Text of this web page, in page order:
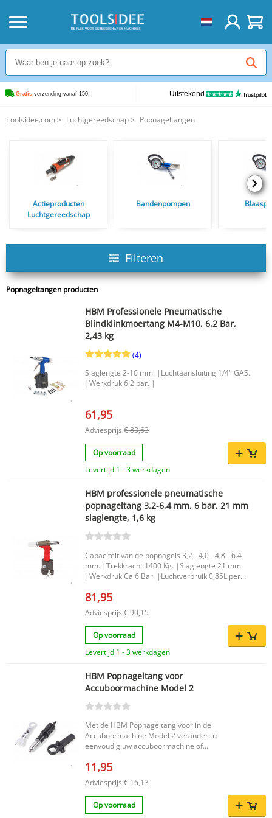
Gratis verzending vanaf 150,- Uitstekend
Toolsidee.com > Luchtgereedschap> Popnageltangen
Actieproducten
Luchtgereedschap
Bandenpompen
Filteren
Popnageltangen producten
HBM Professionele Pneumatische
Blindklinkmoertang M4-M10, 6,2 Bar,
2,43 kg
(4)
Slaglengte 2-10 mm. |Luchtaansluiting 1/4" GAS.
|Werkdruk 6.2 bar. |
61,95
Adviesprijs € 83,63
Op voorraad
Levertijd 1 - 3 werkdagen
HBM professionele pneumatische
popnageltang 3,2-6,4 mm, 6 bar, 21 mm
slaglengte, 1,6 kg
Capaciteit van de popnagels 3,2 - 4,0 - 4,8 - 6.4
mm. |Trekkracht 1400 Kg. |Slaglengte 21 mm.
|Werkdruk Ca 6 Bar. |Luchtverbruik 0,85L per
81,95
Adviesprijs € 90,15
Op voorraad
Levertijd 1 - 3 werkdagen
HBM Popnageltang voor
Accuboormachine Model 2
Met de HBM Popnageltang voor in de
Accuboormachine Model 2 verandert u
eenvoudig uw accuboormachine of
popnageltang. Dit hulpstuk is ontworpen voor
om ook meerdere popnagels achter elkaar snel
en efficiënt te verwerken. Ideaal wanneer u op
zoek bent naar een slimme oplossing voor het
11,95
Adviesprijs € 16,13
Op voorraad